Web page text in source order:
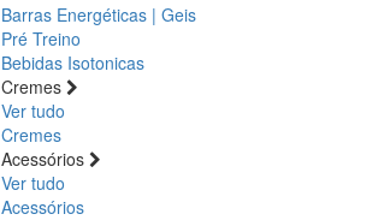
Barras Energéticas | Geis
Pré Treino
Bebidas Isotonicas
Cremes
Ver tudo
Cremes
Acessórios
Ver tudo
Acessórios